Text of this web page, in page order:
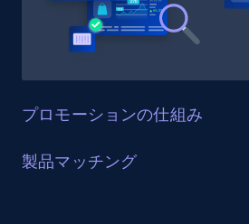
1.9K+ 322+
Etsy - Collects data from
URL, Product id, Listing inventory
Reviews count shop, Reviews
プロモーションの仕組み
販売を最適化する
製品マッチング